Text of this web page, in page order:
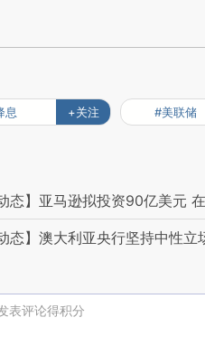
息 +关注 #美联储
态】亚马逊拟投资90亿美元
态】澳大利亚央行坚持中性立
表评论得积分